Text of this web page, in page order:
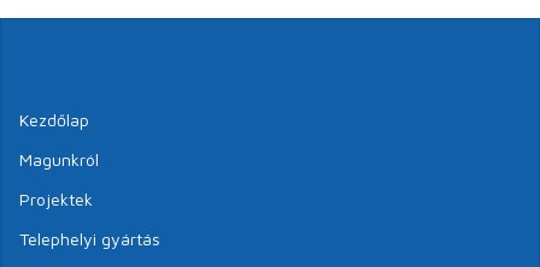
Kezdőlap
Magunkról
Projektek
Telephelyi gyártás